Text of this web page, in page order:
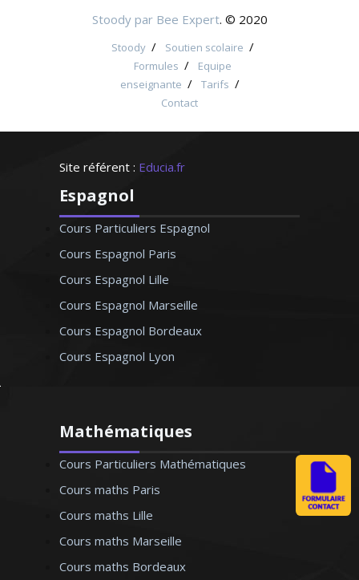
Stoody par Bee Expert. © 2020
Stoody / Soutien scolaire /
Formules /
Equipe
enseignante / Tarifs /
Contact
Site référent : Educia.fr
Espagnol
Cours Particuliers Espagnol
Cours Espagnol Paris
Cours Espagnol Lille
Cours Espagnol Marseille
Cours Espagnol Bordeaux
Cours Espagnol Lyon
Mathématiques
Cours Particuliers Mathématiques
Cours maths Paris
Cours maths Lille
Cours maths Marseille
Cours maths Bordeaux